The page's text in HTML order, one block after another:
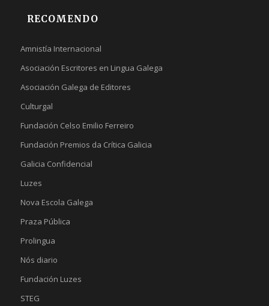
RECOMENDO
Amnistía Internacional
Asociación Escritores en Lingua Galega
Asociación Galega de Editores
Culturgal
Fundación Celso Emilio Ferreiro
Fundación Premios da Crítica Galicia
Galicia Confidencial
Luzes
Nova Escola Galega
Praza Pública
Prolingua
Nós diario
Fundación Luzes
STEG